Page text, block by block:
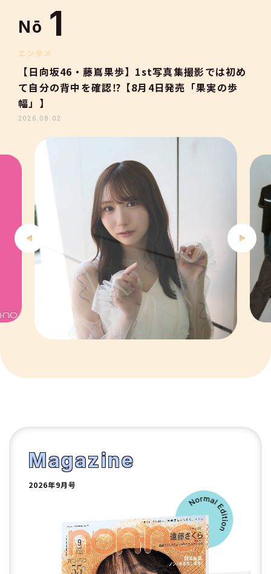
Nō 1
2
3
4
5
7
9
10
2
エンタメ
【日向坂46・藤嶌果歩】1st写真集撮影では初め
て自分の背中を確認⁉【8月4日発売「果実の歩
幅」】
2026.08.02
Magazine
2026年9月号